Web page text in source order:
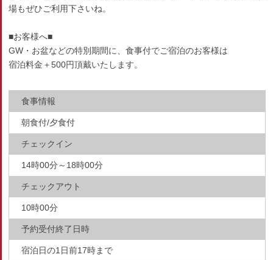
場もぜひご利用下さいね。
■お客様へ■
GW・お盆などの特別期間に、食事付でご宿泊のお客様は
宿泊料金＋500円頂戴いたします。
食事情報
朝食付/夕食付
チェックイン
14時00分～18時00分
チェックアウト
10時00分
予約受付終了日時
宿泊日の1日前17時まで